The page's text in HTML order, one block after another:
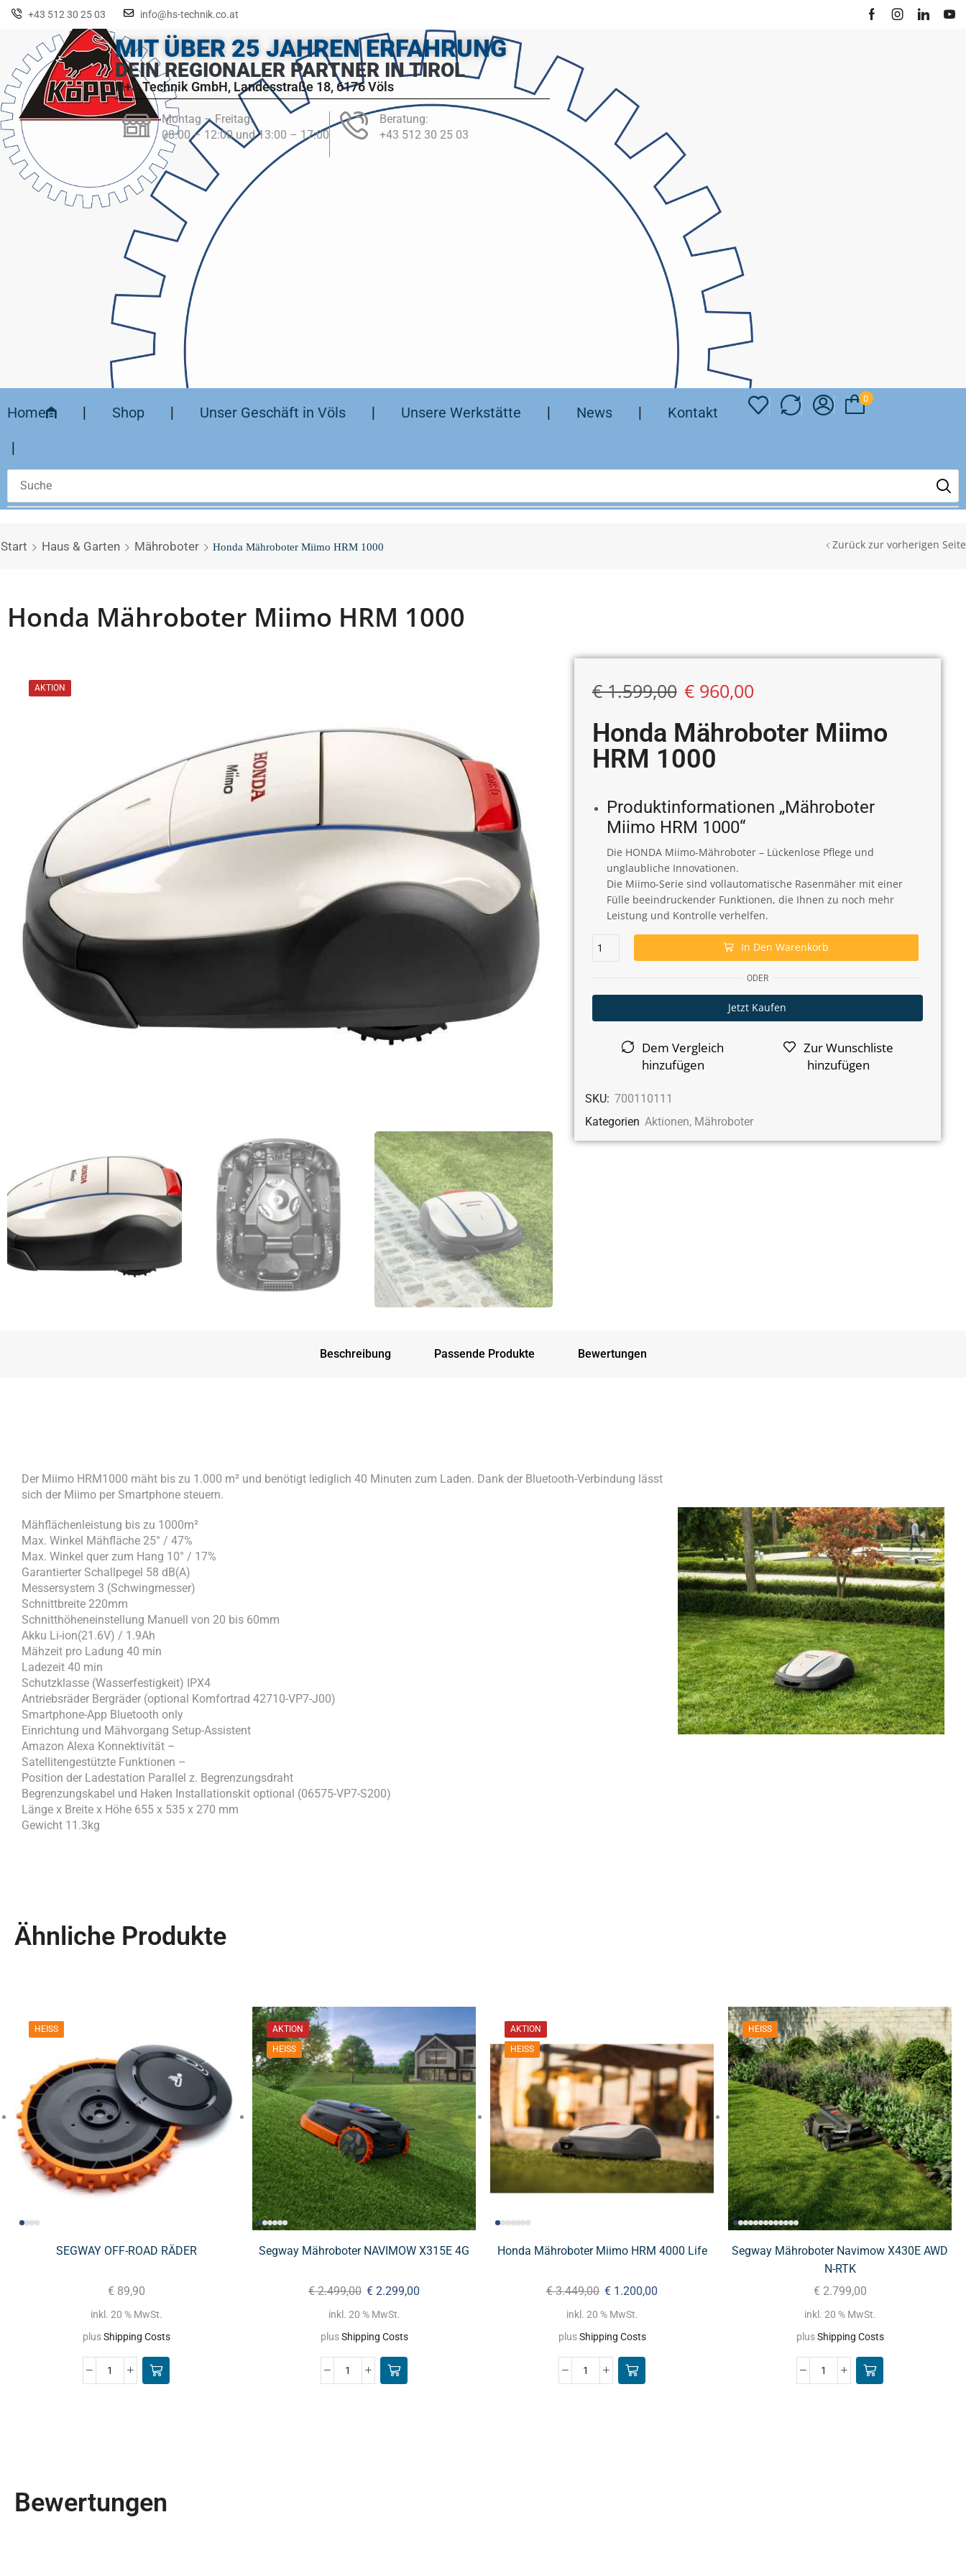
+43 512 30 25 03 info@hs-technik.co.at
MIT ÜBER 25 JAHREN ERFAHRUNG
DEIN REGIONALER PARTNER IN TIROL
H+S Technik GmbH, Landesstraße 18, 6176 Völs
Montag – Freitag:
08:00 – 12:00 und 13:00 – 17:00
Beratung:
+43 512 30 25 03
Home ❘ Shop ❘ Unser Geschäft in Völs ❘ Unsere Werkstätte ❘ News ❘ Kontakt
❘
0
Start Haus & Garten Mähroboter Honda Mähroboter Miimo HRM 1000 Zurück zur vorherigen Seite
Honda Mähroboter Miimo HRM 1000
AKTION €1.599,00 €960,00
Honda Mähroboter Miimo
HRM 1000
Produktinformationen „Mähroboter
Miimo HRM 1000“
Die HONDA Miimo-Mähroboter – Lückenlose Pflege und
unglaubliche Innovationen.
Die Miimo-Serie sind vollautomatische Rasenmäher mit einer
Fülle beeindruckender Funktionen, die Ihnen zu noch mehr
Leistung und Kontrolle verhelfen.
In Den Warenkorb
ODER
Jetzt Kaufen
Dem Vergleich
hinzufügen
Zur Wunschliste
hinzufügen
SKU: 700110111
Kategorien Aktionen, Mähroboter
Beschreibung Passende Produkte Bewertungen
Der Miimo HRM1000 mäht bis zu 1.000 m² und benötigt lediglich 40 Minuten zum Laden. Dank der Bluetooth-Verbindung lässt
sich der Miimo per Smartphone steuern.
Mähflächenleistung bis zu 1000m²
Max. Winkel Mähfläche 25° / 47%
Max. Winkel quer zum Hang 10° / 17%
Garantierter Schallpegel 58 dB(A)
Messersystem 3 (Schwingmesser)
Schnittbreite 220mm
Schnitthöheneinstellung Manuell von 20 bis 60mm
Akku Li-ion(21.6V) / 1.9Ah
Mähzeit pro Ladung 40 min
Ladezeit 40 min
Schutzklasse (Wasserfestigkeit) IPX4
Antriebsräder Bergräder (optional Komfortrad 42710-VP7-J00)
Smartphone-App Bluetooth only
Einrichtung und Mähvorgang Setup-Assistent
Amazon Alexa Konnektivität –
Satellitengestützte Funktionen –
Position der Ladestation Parallel z. Begrenzungsdraht
Begrenzungskabel und Haken Installationskit optional (06575-VP7-S200)
Länge x Breite x Höhe 655 x 535 x 270 mm
Gewicht 11.3kg
Ähnliche Produkte
HEISS
SEGWAY OFF-ROAD RÄDER
€ 89,90
inkl. 20 % MwSt.
plusShipping Costs
AKTION
HEISS
Segway Mähroboter NAVIMOW X315E 4G
€2.499,00 € 2.299,00
inkl. 20 % MwSt.
plusShipping Costs
AKTION
HEISS
Honda Mähroboter Miimo HRM 4000 Life
€3.449,00 € 1.200,00
inkl. 20 % MwSt.
plusShipping Costs
HEISS
Segway Mähroboter Navimow X430E AWD
N-RTK
€ 2.799,00
inkl. 20 % MwSt.
plusShipping Costs
Bewertungen